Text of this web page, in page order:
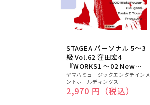
STAGEA パーソナル 5～3
級 Vol.62 窪田宏4
『WORKS1 ～02 New
edition～』
販
売
元:
ヤマハミュージックエンタテインメ
ントホールディングス
通常価格
2,970 円（税込）